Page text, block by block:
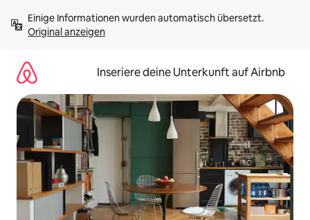
Inhalten
springenOriginal anzeigen
Inseriere deine Unterkunft auf Airbnb